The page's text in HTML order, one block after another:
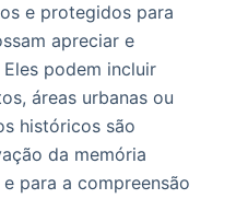
e protegidos para
apreciar e
podem incluir
áreas urbanas ou
históricos são
da memória
para a compreensão